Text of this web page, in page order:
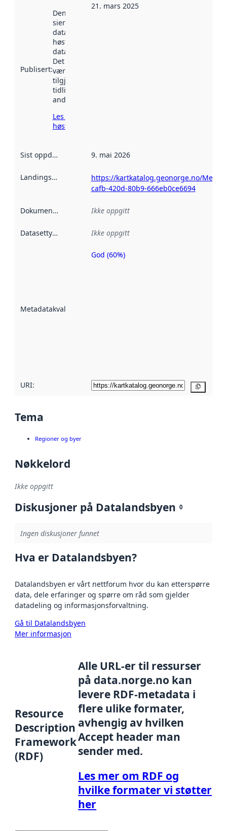
Publisert:
Denne datoen
sier når
datasettet ble
høstet av
data.norge.no.
Det kan ha
vært
tilgjengelig
tidligere
andre steder.
Les mer om
høsting her
21. mars 2025
Sist oppdatert 9. mai 2026
Landingsside
https://kartkatalog.geonorge.no/
cafb-420d-80b9-666eb0ce6694
Dokumentasjon Ikke oppgitt
Datasettype Ikke oppgitt
Metadatakvalitet
Metadatakvalitet
God (60%)
URI:
Tema
Regioner og byer
Nøkkelord
Ikke oppgitt
Diskusjoner på Datalandsbyen 0
Ingen diskusjoner funnet
Hva er Datalandsbyen?
Datalandsbyen er vårt nettforum hvor du kan etterspørre
data, dele erfaringer og spørre om råd som gjelder
datadeling og informasjonsforvaltning.
Gå til Datalandsbyen
Mer informasjon
Resource
Description
Framework
(RDF)
Alle URL-er til ressurser
på data.norge.no kan
levere RDF-metadata i
flere ulike formater,
avhengig av hvilken
Accept header man
sender med.
Les mer om RDF og
hvilke formater vi støtter
her